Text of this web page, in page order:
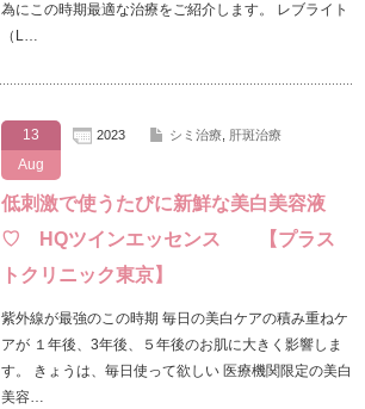
為にこの時期最適な治療をご紹介します。 レブライト
（L…
13
Aug
2023 シミ治療, 肝斑治療
低刺激で使うたびに新鮮な美白美容液
♡ HQツインエッセンス 【プラス
トクリニック東京】
紫外線が最強のこの時期 毎日の美白ケアの積み重ねケ
アが １年後、3年後、５年後のお肌に大きく影響しま
す。 きょうは、毎日使って欲しい 医療機関限定の美白
美容…